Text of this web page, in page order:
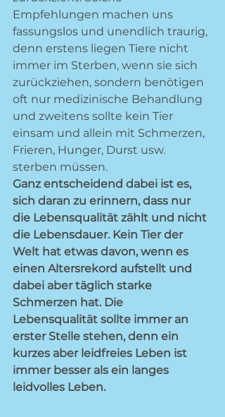
Empfehlungen machen uns
fassungslos und unendlich traurig,
denn erstens liegen Tiere nicht
immer im Sterben, wenn sie sich
zurückziehen, sondern benötigen
oft nur medizinische Behandlung
und zweitens sollte kein Tier
einsam und allein mit Schmerzen,
Frieren, Hunger, Durst usw.
sterben müssen.
Ganz entscheidend dabei ist es,
sich daran zu erinnern, dass nur
die Lebensqualität zählt und nicht
die Lebensdauer. Kein Tier der
Welt hat etwas davon, wenn es
einen Altersrekord aufstellt und
dabei aber täglich starke
Schmerzen hat. Die
Lebensqualität sollte immer an
erster Stelle stehen, denn ein
kurzes aber leidfreies Leben ist
immer besser als ein langes
leidvolles Leben.